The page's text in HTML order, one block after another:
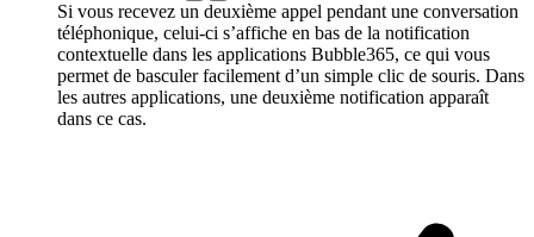
Si vous recevez un deuxième appel pendant une conversation
téléphonique, celui-ci s’affiche en bas de la notification
contextuelle dans les applications Bubble365, ce qui vous
permet de basculer facilement d’un simple clic de souris. Dans
les autres applications, une deuxième notification apparaît
dans ce cas.